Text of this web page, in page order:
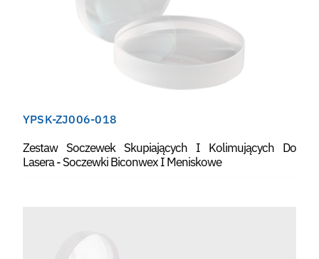
YPSK-ZJ006-018
Zestaw Soczewek Skupiających I Kolimujących Do
Lasera - Soczewki Biconwex I Meniskowe